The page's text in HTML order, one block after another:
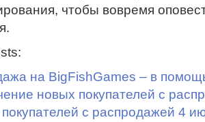
чтобы вовремя
на BigFishGames – в
новых покупателей с
с распродажей 4